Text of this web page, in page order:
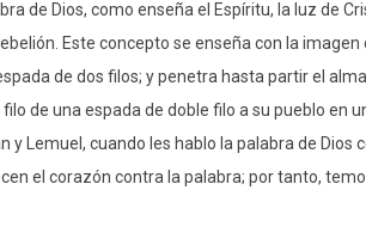
de Dios, como enseña el Espíritu, la luz de
Este concepto se enseña con la imagen
de dos filos; y penetra hasta partir el
de una espada de doble filo a su pueblo en
Lemuel, cuando les hablo la palabra de Dios
el corazón contra la palabra; por tanto,